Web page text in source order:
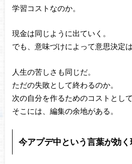
学習コストなのか。
現金は同じように出ていく。
でも、意味づけによって意思決定は
人生の苦しさも同じだ。
ただの失敗として終わるのか。
次の自分を作るためのコストとし
そこには、編集の余地がある。
今アプデ中という言葉が効く